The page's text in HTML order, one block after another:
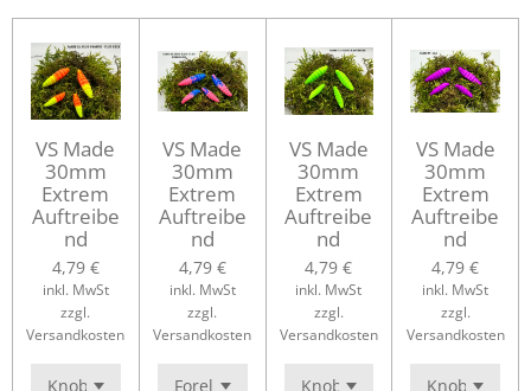
VS Made
30mm
Extrem
Auftreibe
nd
4,79 €
inkl. MwSt
zzgl.
Versandkosten
VS Made
30mm
Extrem
Auftreibe
nd
4,79 €
inkl. MwSt
zzgl.
Versandkosten
VS Made
30mm
Extrem
Auftreibe
nd
4,79 €
inkl. MwSt
zzgl.
Versandkosten
VS Made
30mm
Extrem
Auftreibe
nd
4,79 €
inkl. MwSt
zzgl.
Versandkosten